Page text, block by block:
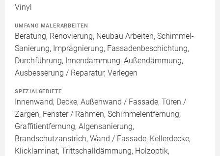
Vinyl
UMFANG MALERARBEITEN
Beratung, Renovierung, Neubau Arbeiten, Schimmel-
Sanierung, Imprägnierung, Fassadenbeschichtung,
Durchführung, Innendämmung, Außendämmung,
Ausbesserung / Reparatur, Verlegen
SPEZIALGEBIETE
Innenwand, Decke, Außenwand / Fassade, Türen /
Zargen, Fenster / Rahmen, Schimmelentfernung,
Graffitientfernung, Algensanierung,
Brandschutzanstrich, Wand / Fassade, Kellerdecke,
Klicklaminat, Trittschalldämmung, Holzoptik,